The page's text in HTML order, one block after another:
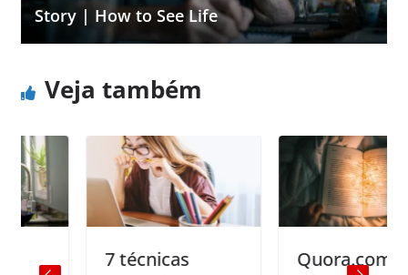
Story | How to See Life
Veja também
7 técnicas
Quora.com: